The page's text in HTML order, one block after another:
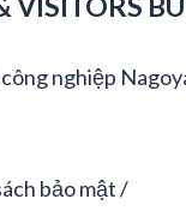
nghiệp
bảo mật